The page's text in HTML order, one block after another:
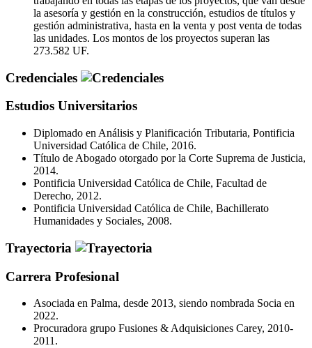
la asesoría y gestión en la construcción, estudios de títulos y
gestión administrativa, hasta en la venta y post venta de todas
las unidades. Los montos de los proyectos superan las
273.582 UF.
Credenciales
Estudios Universitarios
Diplomado en Análisis y Planificación Tributaria, Pontificia
Universidad Católica de Chile, 2016.
Título de Abogado otorgado por la Corte Suprema de Justicia,
2014.
Pontificia Universidad Católica de Chile, Facultad de
Derecho, 2012.
Pontificia Universidad Católica de Chile, Bachillerato
Humanidades y Sociales, 2008.
Trayectoria
Carrera Profesional
Asociada en Palma, desde 2013, siendo nombrada Socia en
2022.
Procuradora grupo Fusiones & Adquisiciones Carey, 2010-
2011.